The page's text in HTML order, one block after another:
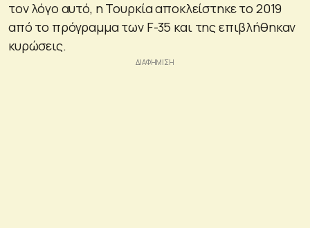
τον λόγο αυτό, η Τουρκία αποκλείστηκε το 2019
από το πρόγραμμα των F-35 και της επιβλήθηκαν
κυρώσεις.